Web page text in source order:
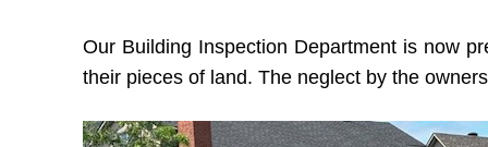
Our Building Inspection Department is now
their pieces of land. The neglect by the